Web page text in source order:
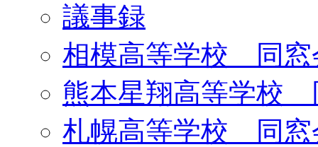
議事録
相模高等学校 同窓
熊本星翔高等学校
札幌高等学校 同窓